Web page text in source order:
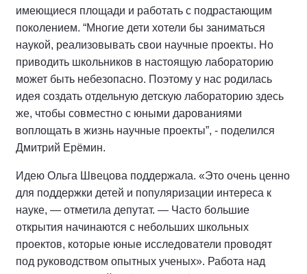
имеющиеся площади и работать с подрастающим
поколением. “Многие дети хотели бы заниматься
наукой, реализовывать свои научные проекты. Но
приводить школьников в настоящую лабораторию
может быть небезопасно. Поэтому у нас родилась
идея создать отдельную детскую лабораторию здесь
же, чтобы совместно с юными дарованиями
воплощать в жизнь научные проекты”, - поделился
Дмитрий Ерёмин.
Идею Ольга Швецова поддержала. «Это очень ценно
для поддержки детей и популяризации интереса к
науке, — отметила депутат. — Часто большие
открытия начинаются с небольших школьных
проектов, которые юные исследователи проводят
под руководством опытных ученых». Работа над